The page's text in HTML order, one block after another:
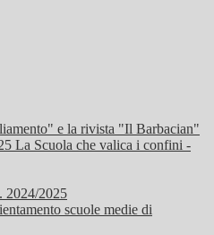
e la rivista "Il Barbacian"
La Scuola che valica i confini -
2024/2025
scuole medie di